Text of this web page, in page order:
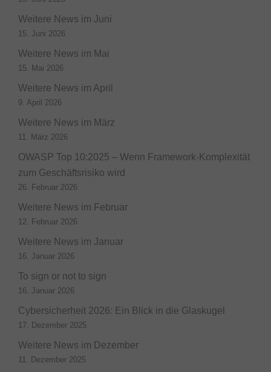
Weitere News im Juni
15. Juni 2026
Weitere News im Mai
15. Mai 2026
Weitere News im April
9. April 2026
Weitere News im März
11. März 2026
OWASP Top 10:2025 – Wenn Framework-Komplexität
zum Geschäftsrisiko wird
26. Februar 2026
Weitere News im Februar
12. Februar 2026
Weitere News im Januar
16. Januar 2026
To sign or not to sign
16. Januar 2026
Cybersicherheit 2026: Ein Blick in die Glaskugel
17. Dezember 2025
Weitere News im Dezember
11. Dezember 2025